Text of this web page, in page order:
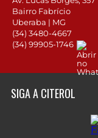
Bairro Fabrício
Uberaba | MG
(34) 3480-4667
(34) 99905-1746
SIGA A CITEROL